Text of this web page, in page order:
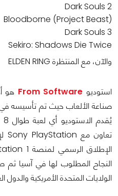
Dark Souls 2
Bloodborne (Project Beast)
Dark Souls 3
Sekiro: Shadows Die Twice
والآن، مع المنتظرة ELDEN RING
استوديو From Software هو
الولايات المتحدة الأمريكية والدول